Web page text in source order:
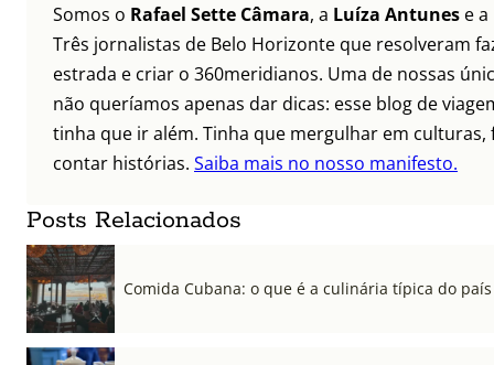
Somos o Rafael Sette Câmara, a Luíza Antunes e a
Três jornalistas de Belo Horizonte que resolveram
estrada e criar o 360meridianos. Uma de nossas
não queríamos apenas dar dicas: esse blog de
tinha que ir além. Tinha que mergulhar em culturas,
contar histórias. Saiba mais no nosso manifesto.
Posts Relacionados
Comida Cubana: o que é a culinária típica do país